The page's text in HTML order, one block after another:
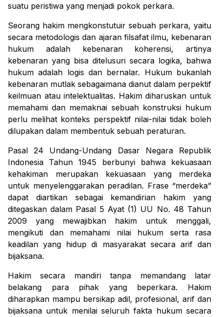
suatu peristiwa yang menjadi pokok perkara.
Seorang hakim mengkonstutuir sebuah perkara, yaitu
secara metodologis dan ajaran filsafat ilmu, kebenaran
hukum adalah kebenaran koherensi, artinya
kebenaran yang bisa ditelusuri secara logika, bahwa
hukum adalah logis dan bernalar. Hukum bukanlah
kebenaran mutlak sebagaimana dianut dalam perpektif
keilmuan atau intelektualitas. Hakim diharuskan untuk
memahami dan memaknai sebuah konstruksi hukum
perlu melihat konteks perspektif nilai-nilai tidak boleh
dilupakan dalam membentuk sebuah peraturan.
Pasal 24 Undang-Undang Dasar Negara Republik
Indonesia Tahun 1945 berbunyi bahwa kekuasaan
kehakiman merupakan kekuasaan yang merdeka
untuk menyelenggarakan peradilan. Frase “merdeka”
dapat diartikan sebagai kemandirian hakimyang
ditegaskan dalam Pasal 5 Ayat (1) UU No. 48 Tahun
2009 yang mewajibkan hakim untuk menggali,
mengikuti dan memahami nilai hukum sertarasa
keadilan yang hidup di masyarakatsecara arif dan
bijaksana.
Hakim secara mandiri tanpa memandang latar
belakang para pihak yang beperkara. Hakim
diharapkan mampu bersikap adil, profesional, arif dan
bijaksana untuk menilai seluruh fakta hukum secara